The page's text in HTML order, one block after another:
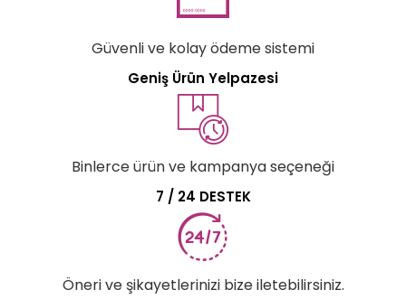
Güvenli ve kolay ödeme sistemi
Geniş Ürün Yelpazesi
Binlerce ürün ve kampanya seçeneği
7 / 24 DESTEK
Öneri ve şikayetlerinizi bize iletebilirsiniz.